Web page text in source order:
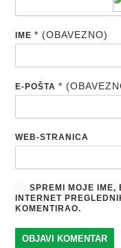
IME* (OBAVEZNO)
E-POŠTA*
WEB-STRANICA
SPREMI MOJE IME,
INTERNET
KOMENTIRAO.